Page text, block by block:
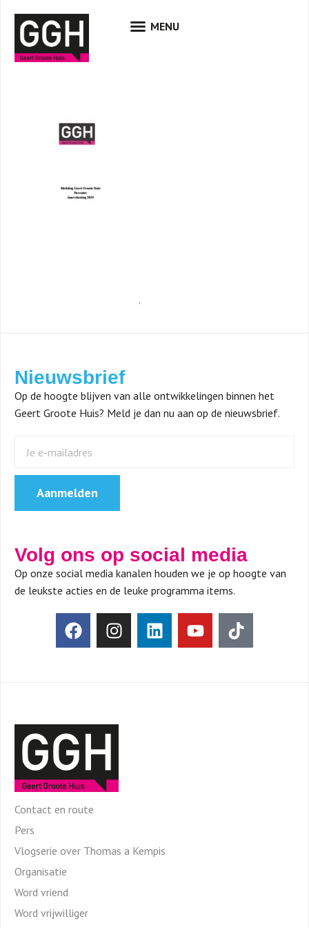
Nieuwsbrief
Op de hoogte blijven van alle ontwikkelingen binnen het
Geert Groote Huis? Meld je dan nu aan op de nieuwsbrief.
Aanmelden
Volg ons op social media
Op onze social media kanalen houden we je op hoogte van
de leukste acties en de leuke programma items.
Contact en route
Pers
Vlogserie over Thomas a Kempis
Organisatie
Word vriend
Word vrijwilliger